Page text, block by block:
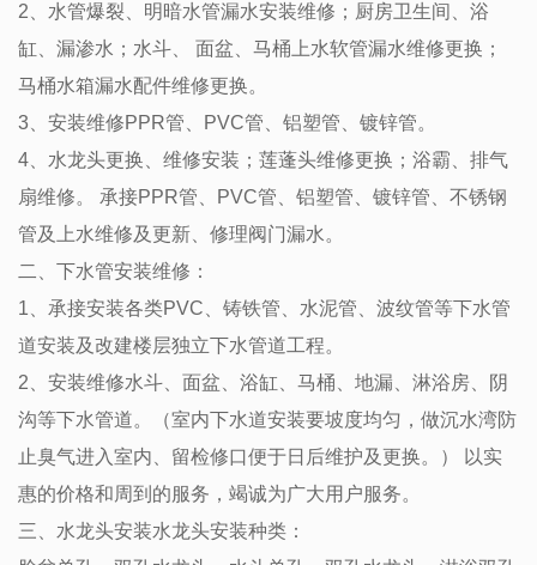
2、水管爆裂、明暗水管漏水安装维修；厨房卫生间、浴
缸、漏渗水；水斗、 面盆、马桶上水软管漏水维修更换；
马桶水箱漏水配件维修更换。
3、安装维修PPR管、PVC管、铝塑管、镀锌管。
4、水龙头更换、维修安装；莲蓬头维修更换；浴霸、排气
扇维修。 承接PPR管、PVC管、铝塑管、镀锌管、不锈钢
管及上水维修及更新、修理阀门漏水。
二、下水管安装维修：
1、承接安装各类PVC、铸铁管、水泥管、波纹管等下水管
道安装及改建楼层独立下水管道工程。
2、安装维修水斗、面盆、浴缸、马桶、地漏、淋浴房、阴
沟等下水管道。（室内下水道安装要坡度均匀，做沉水湾防
止臭气进入室内、留检修口便于日后维护及更换。） 以实
惠的价格和周到的服务，竭诚为广大用户服务。
三、水龙头安装水龙头安装种类：